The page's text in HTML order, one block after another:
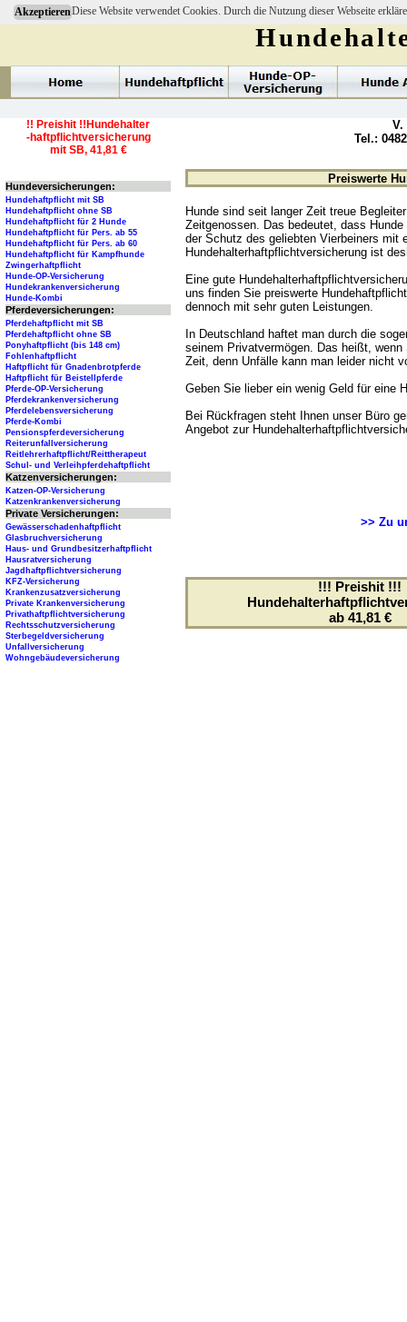
AkzeptierenDiese Website verwendet Cookies. Durch die Nutzung dieser Webseite
Preiswerte
Hunde sind seit langer Zeit treue
Zeitgenossen. Das bedeutet, dass
der Schutz des geliebten Vierbeiners mit
Hundehalterhaftpflichtversicherung ist
Eine gute
uns finden Sie preiswerte
dennoch mit sehr guten Leistungen.
In Deutschland haftet man durch die
seinem Privatvermögen. Das heißt,
Zeit, denn Unfälle kann man leider nicht
Geben Sie lieber ein wenig Geld für eine
Bei Rückfragen steht Ihnen unser Büro
Angebot zur
>> Zu
!!! Preishit !!!
ab 41,81 €
V.
Tel.:
!! Preishit !!Hundehalter
-haftpflichtversicherung
mit SB, 41,81 €
Hundeversicherungen:
Hundehaftpflicht mit SB
Hundehaftpflicht ohne SB
Hundehaftpflicht für 2 Hunde
Hundehaftpflicht für Pers. ab 55
Hundehaftpflicht für Pers. ab 60
Hundehaftpflicht für Kampfhunde
Zwingerhaftpflicht
Hunde-OP-Versicherung
Hundekrankenversicherung
Hunde-Kombi
Pferdeversicherungen:
Pferdehaftpflicht mit SB
Pferdehaftpflicht ohne SB
Ponyhaftpflicht (bis 148 cm)
Fohlenhaftpflicht
Haftpflicht für Gnadenbrotpferde
Haftpflicht für Beistellpferde
Pferde-OP-Versicherung
Pferdekrankenversicherung
Pferdelebensversicherung
Pferde-Kombi
Pensionspferdeversicherung
Reiterunfallversicherung
Reitlehrerhaftpflicht/Reittherapeut
Schul- und Verleihpferdehaftpflicht
Katzenversicherungen:
Katzen-OP-Versicherung
Katzenkrankenversicherung
Private Versicherungen:
Gewässerschadenhaftpflicht
Glasbruchversicherung
Haus- und Grundbesitzerhaftpflicht
Hausratversicherung
Jagdhaftpflichtversicherung
KFZ-Versicherung
Krankenzusatzversicherung
Private Krankenversicherung
Privathaftpflichtversicherung
Rechtsschutzversicherung
Sterbegeldversicherung
Unfallversicherung
Wohngebäudeversicherung